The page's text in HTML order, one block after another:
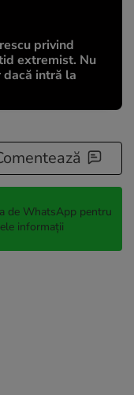
privind
extremist. Nu
intră la
de WhatsApp pentru
informații